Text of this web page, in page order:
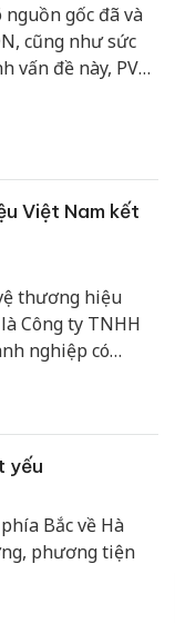
gốc đã và
cũng như sức
vấn đề này, PV
Việt Nam kết
thương hiệu
Công ty TNHH
nghiệp có
yếu
Bắc về Hà
phương tiện